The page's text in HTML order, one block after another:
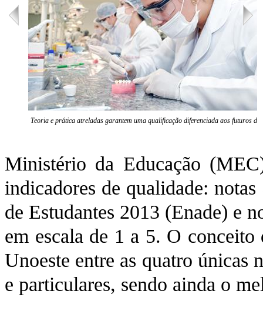
Teoria e prática atreladas garantem uma qualificação diferenciada aos futuros
Ministério da Educação
indicadores de qualidade:
de Estudantes 2013 (Enade) e
em escala de 1 a 5. O
Unoeste entre as quatro
e particulares, sendo ainda o